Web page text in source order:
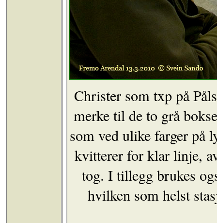
Christer som txp på
merke til de to grå
som ved ulike farger på
kvitterer for klar linje,
tog. I tillegg brukes
hvilken som helst